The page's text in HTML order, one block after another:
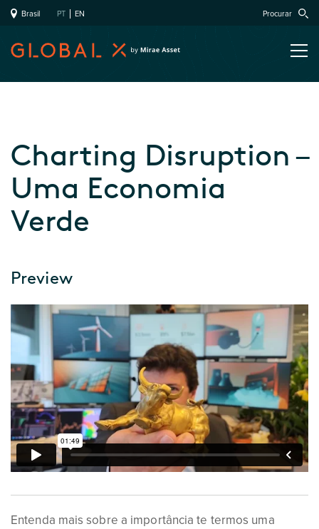
Brasil PT EN Procurar
Charting Disruption –
Uma Economia
Verde
Preview
Entenda mais sobre a importância te termos uma